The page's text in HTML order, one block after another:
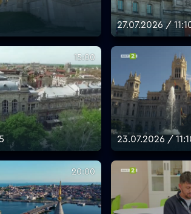
27.07.2026 /
15:00
23.07.2026 /
20:00